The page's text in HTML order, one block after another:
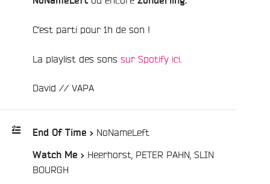
C’est parti pour 1h de son !
La playlist des sons sur Spotify ici
David // VAPA
Playlist
:
End Of Time > NoNameLeft
Watch Me > Heerhorst, PETER PAHN, SLIN
BOURGH